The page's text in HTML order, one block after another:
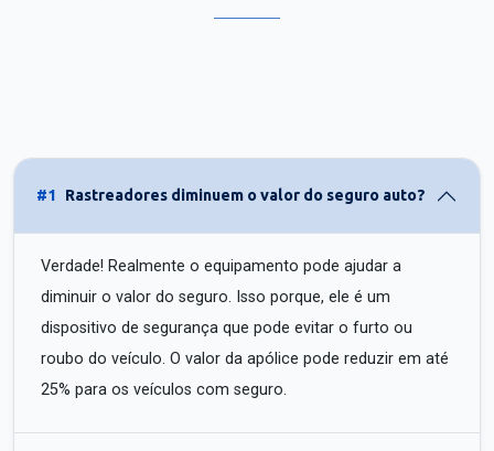
#1 Rastreadores diminuem o valor do seguro auto?
Verdade! Realmente o equipamento pode ajudar a
diminuir o valor do seguro. Isso porque, ele é um
dispositivo de segurança que pode evitar o furto ou
roubo do veículo. O valor da apólice pode reduzir em até
25% para os veículos com seguro.